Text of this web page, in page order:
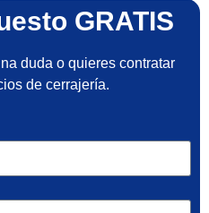
GRATIS
duda o quieres contratar
de cerrajería.